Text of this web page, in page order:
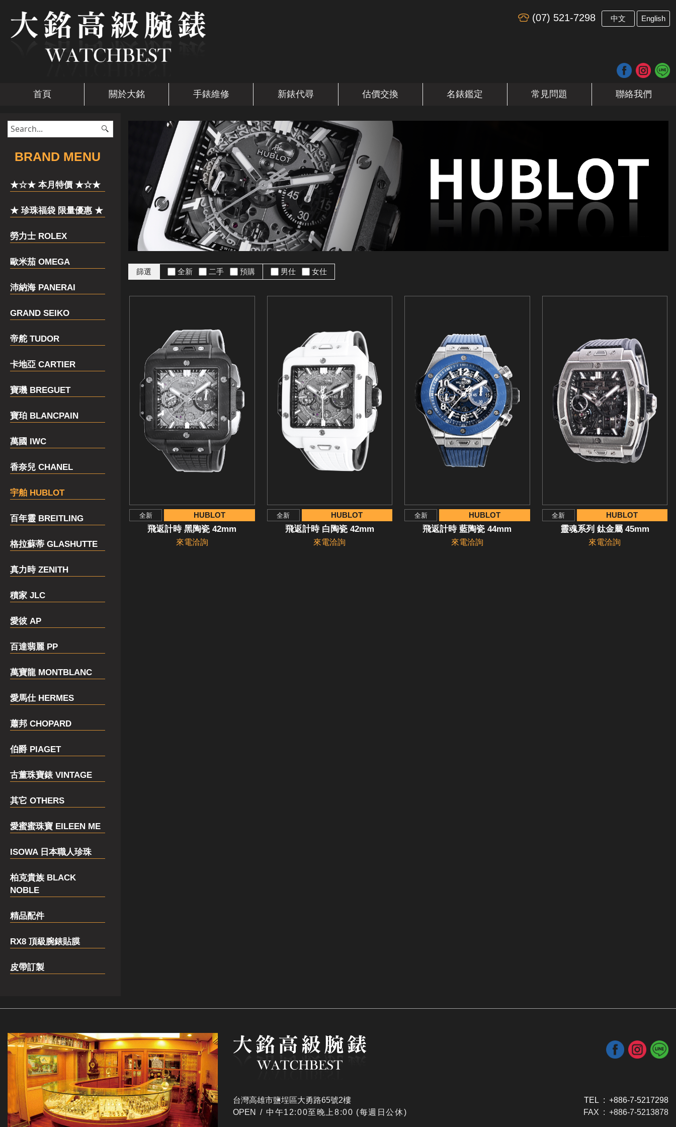
(07) 521-7298 中文 English
首頁 關於大銘 手錶維修 新錶代尋 估價交換 名錶鑑定 常見問題 聯絡我們
​BRAND MENU
★☆★ 本月特價 ★☆★
★ 珍珠福袋 限量優惠 ★
勞力士 ROLEX
歐米茄 OMEGA
沛納海 PANERAI
GRAND SEIKO
帝舵 TUDOR
卡地亞 CARTIER
寶璣 BREGUET
寶珀 BLANCPAIN
萬國 IWC
香奈兒 CHANEL
宇舶 HUBLOT
百年靈 BREITLING
格拉蘇蒂 GLASHUTTE
真力時 ZENITH
積家 JLC
愛彼 AP
百達翡麗 PP
萬寶龍 MONTBLANC
愛馬仕 HERMES
蕭邦 CHOPARD
伯爵 PIAGET
古董珠寶錶 VINTAGE
其它 OTHERS
愛蜜蜜珠寶 EILEEN ME
ISOWA 日本職人珍珠
柏克貴族 BLACK
NOBLE
精品配件
RX8 頂級腕錶貼膜
皮帶訂製
篩選 全新 二手 預購 男仕 女仕
全新 HUBLOT
飛返計時 黑陶瓷 42mm
來電洽詢
全新 HUBLOT
飛返計時 白陶瓷 42mm
來電洽詢
全新 HUBLOT
飛返計時 藍陶瓷 44mm
來電洽詢
全新 HUBLOT
靈魂系列 鈦金屬 45mm
來電洽詢
台灣高雄市鹽埕區大勇路65號2樓
OPEN / ​中午12:00至晚上8:00 (每週日公休)
TEL : +886-7-5217298
FAX : +886-7-5213878